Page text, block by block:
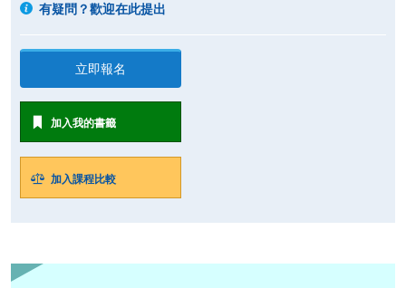
有疑問？歡迎在此提出
立即報名
加入我的書籤
加入課程比較